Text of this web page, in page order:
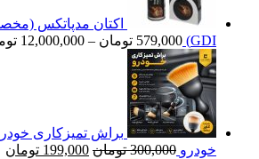
اکتان مدپاتکس
GDI)
579,000 تومان –
12,000,000
براش تمیزکاری
خودرو 300,000 تومان قیمت
199,000 تومان